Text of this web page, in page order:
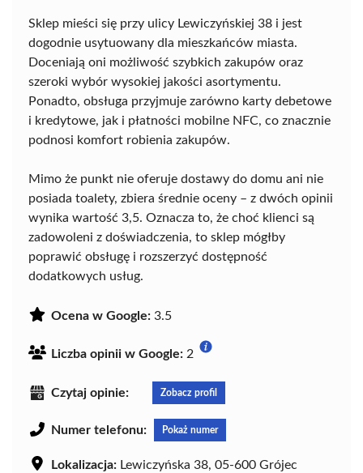
Sklep mieści się przy ulicy Lewiczyńskiej 38 i jest
dogodnie usytuowany dla mieszkańców miasta.
Doceniają oni możliwość szybkich zakupów oraz
szeroki wybór wysokiej jakości asortymentu.
Ponadto, obsługa przyjmuje zarówno karty debetowe
i kredytowe, jak i płatności mobilne NFC, co znacznie
podnosi komfort robienia zakupów.
Mimo że punkt nie oferuje dostawy do domu ani nie
posiada toalety, zbiera średnie oceny – z dwóch opinii
wynika wartość 3,5. Oznacza to, że choć klienci są
zadowoleni z doświadczenia, to sklep mógłby
poprawić obsługę i rozszerzyć dostępność
dodatkowych usług.
Ocena w Google: 3.5
Liczba opinii w Google: 2
Czytaj opinie: Zobacz profil
Numer telefonu: Pokaż numer
Lokalizacja: Lewiczyńska 38, 05-600 Grójec